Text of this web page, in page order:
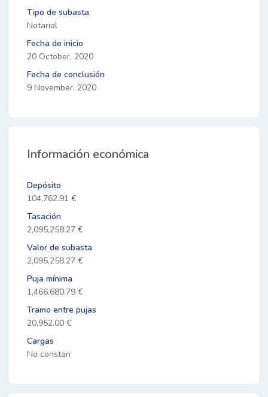
Tipo de subasta
Notarial
Fecha de inicio
20 October, 2020
Fecha de conclusión
9 November, 2020
Información económica
Depósito
104,762.91 €
Tasación
2,095,258.27 €
Valor de subasta
2,095,258.27 €
Puja mínima
1,466,680.79 €
Tramo entre pujas
20,952.00 €
Cargas
No constan